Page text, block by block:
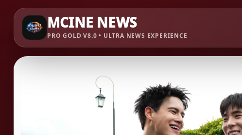
MCINE NEWS
PRO GOLD V8.0 • ULTRA NEWS EXPERIENCE